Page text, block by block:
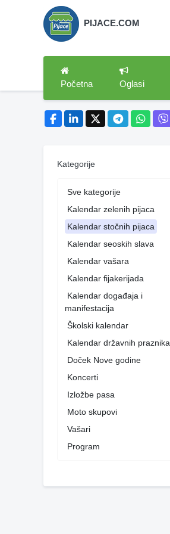
PIJACE.COM
Početna Oglasi
Kategorije
Sve kategorije
Kalendar zelenih pijaca
Kalendar stočnih pijaca
Kalendar seoskih slava
Kalendar vašara
Kalendar fijakerijada
Kalendar događaja i
manifestacija
Školski kalendar
Kalendar državnih praznika
Doček Nove godine
Koncerti
Izložbe pasa
Moto skupovi
Vašari
Program